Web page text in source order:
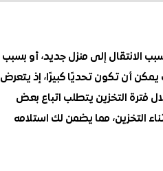
الانتقال إلى منزل جديد، أو بسبب
يمكن أن تكون تحديًا كبيرًا، إذ يتعرض
فترة التخزين يتطلب اتباع بعض
التخزين، مما يضمن لك استلامه